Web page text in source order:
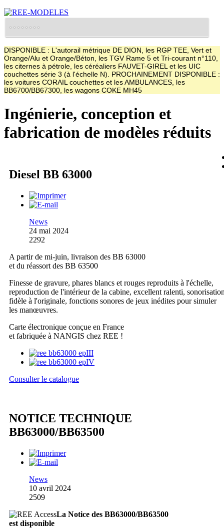
DISPONIBLE : L'autorail métrique DE DION, les RGP TEE, Vert et
Orange/Alu et Orange/Béton, les TGV Rame 5 et Tri-courant n°110,
les citernes à pétrole, les céréaliers FAUVET-GIREL et les UIC
couchettes série 3 (à l'échelle N). PROCHAINEMENT DISPONIBLE :
les voitures CORAIL couchettes et les AMBULANCES, les
BB6700/BB67300, les wagons COKE MH45
Ingénierie, conception et
fabrication de modèles réduits
Diesel BB 63000
News
24 mai 2024
2292
A partir de mi-juin, livraison des BB 63000
et du réassort des BB 63500
Finesse de gravure, phares blancs et rouges reproduits à l'échelle,
reproduction de l'intérieur de la cabine, excellent ralenti,
fidèle à l'originale, fonctions sonores de jeux inédites pour simuler
les manœuvres.
Carte électronique conçue en France
et fabriquée à NANGIS chez REE !
Consulter le catalogue
NOTICE TECHNIQUE
BB63000/BB63500
News
10 avril 2024
2509
La Notice des BB63000/BB63500
est disponible